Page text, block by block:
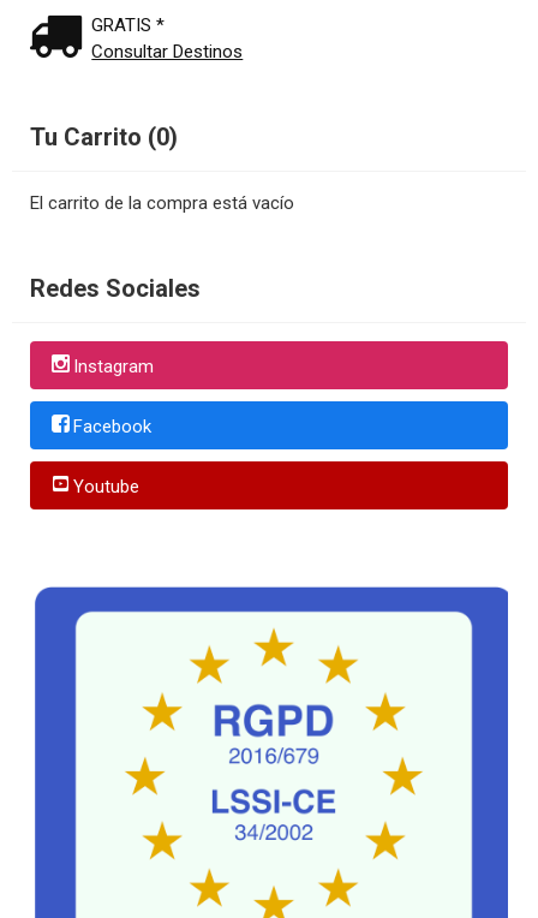
GRATIS *
Consultar Destinos
Tu Carrito (0)
El carrito de la compra está vacío
Redes Sociales
Instagram
Facebook
Youtube